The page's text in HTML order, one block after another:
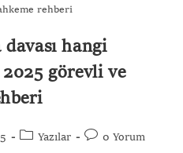
rehberi
hangi
2025 görevli ve
Yazılar 0 Yorum